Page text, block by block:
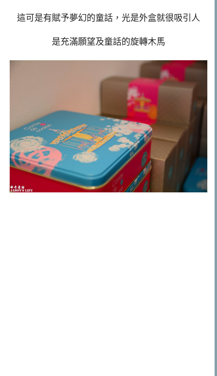
這可是有賦予夢幻的童話，光是外盒就很吸引人
是充滿願望及童話的旋轉木馬